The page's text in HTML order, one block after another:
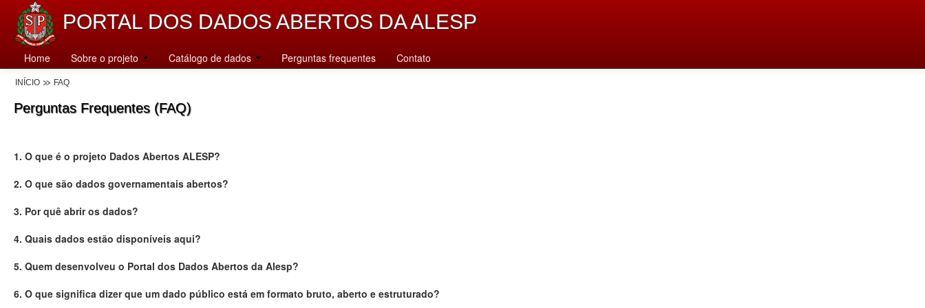
PORTAL DOS DADOS ABERTOS DA ALESP
Home Sobre o projeto Catálogo de dados Perguntas frequentes Contato
INÍCIO FAQ
Perguntas Frequentes (FAQ)
1. O que é o projeto Dados Abertos ALESP?
2. O que são dados governamentais abertos?
3. Por quê abrir os dados?
4. Quais dados estão disponíveis aqui?
5. Quem desenvolveu o Portal dos Dados Abertos da Alesp?
6. O que significa dizer que um dado público está em formato bruto, aberto e estruturado?